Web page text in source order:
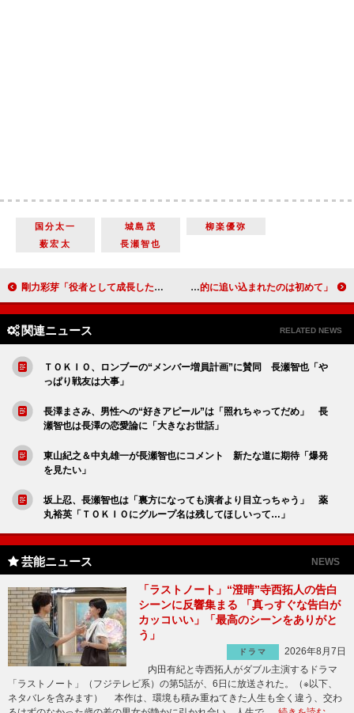
国分太一 城島茂
柳楽優弥
薮宏太
長瀬智也
剛力彩芽「役者として成長したい」 １８歳からの１０年目に改めて決意表明 宮沢氷魚、大鶴佐助との二人芝居に挑戦 「こんなに精神的に追い込まれたのは初めて」
関連ニュース RELATED NEWS
ＴＯＫＩＯ、ロンブーの“メンバー増員計画”に賛同 長瀬智也「や
っぱり戦友は大事」
長澤まさみ、男性への“好きアピール”は「照れちゃってだめ」 長
瀬智也は長澤の恋愛論に「大きなお世話」
東山紀之＆中丸雄一が長瀬智也にコメント 新たな道に期待「爆発
を見たい」
坂上忍、長瀬智也は「裏方になっても演者より目立っちゃう」 薬
丸裕英「ＴＯＫＩＯにグループ名は残してほしいって…」
芸能ニュース NEWS
「ラストノート」“澄晴”寺西拓人の告白
シーンに反響集まる 「真っすぐな告白が
カッコいい」「最高のシーンをありがと
う」
ドラマ
2026年8月7日
内田有紀と寺西拓人がダブル主演するドラマ
「ラストノート」（フジテレビ系）の第5話が、6日に放送された。（※以下、
ネタバレを含みます） 本作は、環境も積み重ねてきた人生も全く違う、交わ